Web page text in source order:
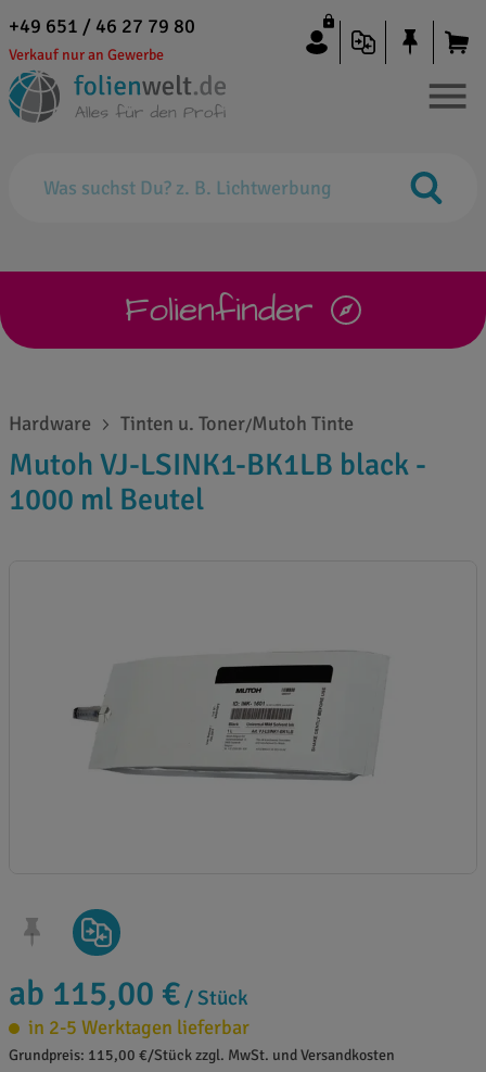
+49 651 / 46 27 79 80
Verkauf nur an Gewerbe
Folienfinder
Hardware Tinten u. Toner/Mutoh Tinte
Mutoh VJ-LSINK1-BK1LB black -
1000 ml Beutel
ab 115,00 € / Stück
in 2-5 Werktagen lieferbar
Grundpreis: 115,00 €/Stück zzgl. MwSt. und Versandkosten